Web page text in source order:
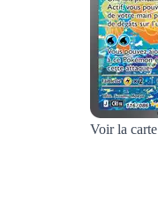
Voir la carte